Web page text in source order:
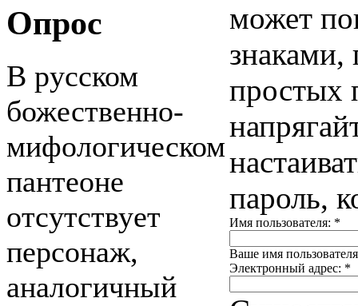
Опрос
В русском
божественно-
мифологическом
пантеоне
отсутствует
персонаж,
аналогичный
может
знаками,
простых
пароль,
Имя пользователя: *
Ваше имя
Электронный адрес: *